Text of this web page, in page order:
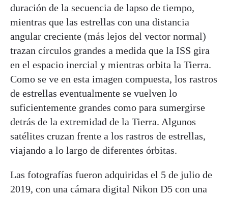
duración de la secuencia de lapso de tiempo,
mientras que las estrellas con una distancia
angular creciente (más lejos del vector normal)
trazan círculos grandes a medida que la ISS gira
en el espacio inercial y mientras orbita la Tierra.
Como se ve en esta imagen compuesta, los rastros
de estrellas eventualmente se vuelven lo
suficientemente grandes como para sumergirse
detrás de la extremidad de la Tierra. Algunos
satélites cruzan frente a los rastros de estrellas,
viajando a lo largo de diferentes órbitas.
Las fotografías fueron adquiridas el 5 de julio de
2019, con una cámara digital Nikon D5 con una